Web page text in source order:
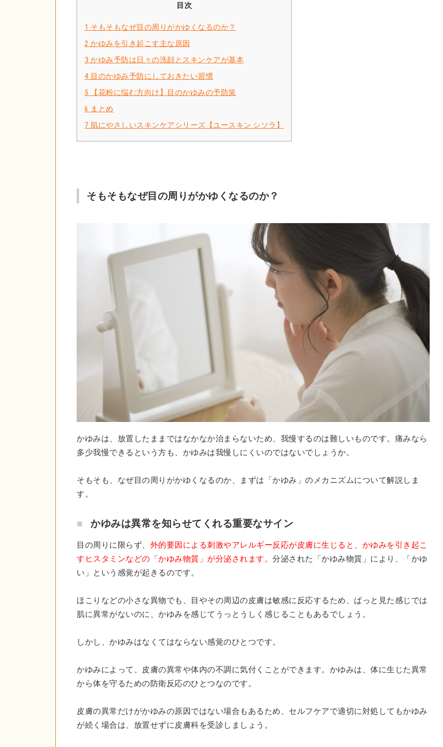
目次
1 そもそもなぜ目の周りがかゆくなるのか？
2 かゆみを引き起こす主な原因
3 かゆみ予防は日々の洗顔とスキンケアが基本
4 目のかゆみ予防にしておきたい習慣
5 【花粉に悩む方向け】目のかゆみの予防策
6 まとめ
7 肌にやさしいスキンケアシリーズ【ユースキン シソラ】
そもそもなぜ目の周りがかゆくなるのか？
かゆみは、放置したままではなかなか治まらないため、我慢するのは難しいものです。痛みなら
多少我慢できるという方も、かゆみは我慢しにくいのではないでしょうか。
そもそも、なぜ目の周りがかゆくなるのか、まずは「かゆみ」のメカニズムについて解説しま
す。
かゆみは異常を知らせてくれる重要なサイン
目の周りに限らず、 外的要因による刺激やアレルギー反応が皮膚に生じると、かゆみを引き起こ
すヒスタミンなどの「かゆみ物質」が分泌されます。 分泌された「かゆみ物質」により、「かゆ
い」という感覚が起きるのです。
ほこりなどの小さな異物でも、目やその周辺の皮膚は敏感に反応するため、ぱっと見た感じでは
肌に異常がないのに、かゆみを感じてうっとうしく感じることもあるでしょう。
しかし、かゆみはなくてはならない感覚のひとつです。
かゆみによって、皮膚の異常や体内の不調に気付くことができます。かゆみは、体に生じた異常
から体を守るための防衛反応のひとつなのです。
皮膚の異常だけがかゆみの原因ではない場合もあるため、セルフケアで適切に対処してもかゆみ
が続く場合は、放置せずに皮膚科を受診しましょう。